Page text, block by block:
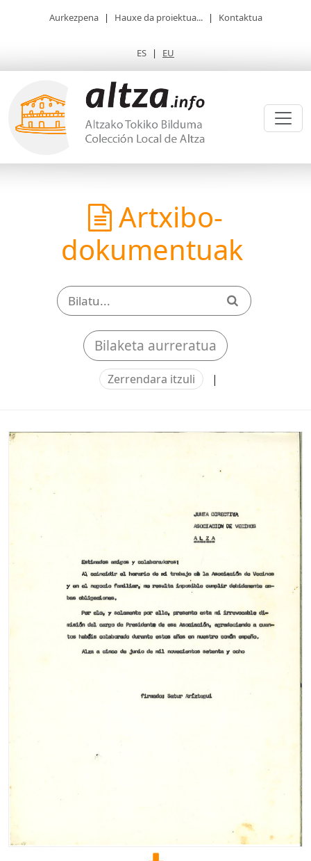
Aurkezpena | Hauxe da proiektua... | Kontaktua
ES | EU
Artxibo-
dokumentuak
Bilaketa aurreratua
Zerrendara itzuli |